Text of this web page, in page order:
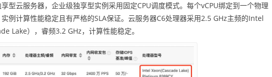
型云服务器，企业级独享型实例采用固定CPU调度模式。每个vCPU绑定到一个物理
例计算性能稳定且有严格的SLA保证。云服务器C6处理器采用2.5 GHz主频的Intel
Lake），睿频3.2 GHz，计算性能稳定。